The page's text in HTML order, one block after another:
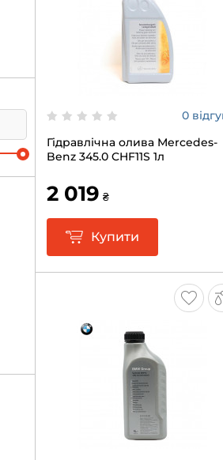
0
Гідравлічна олива Mercedes-
Benz 345.0 CHF11S 1л
2 019 ₴
Купити